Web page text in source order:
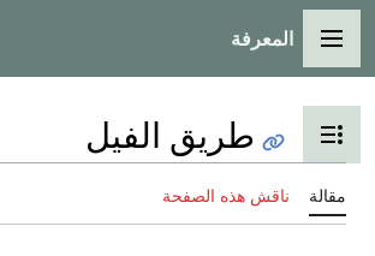
القائمة الرئيسية
المعرفة
تبديل عرض جدول المحتويات
طريق الفيل
مقالة ناقش هذه الصفحة